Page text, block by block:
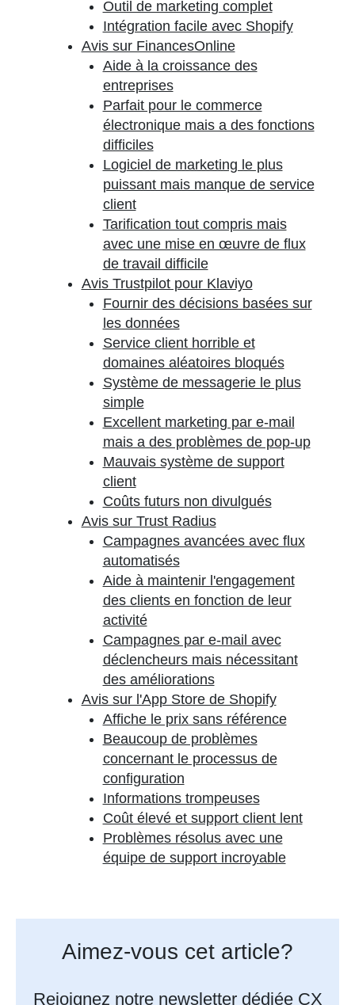
Outil de marketing complet
Intégration facile avec Shopify
Avis sur FinancesOnline
Aide à la croissance des
entreprises
Parfait pour le commerce
électronique mais a des fonctions
difficiles
Logiciel de marketing le plus
puissant mais manque de service
client
Tarification tout compris mais
avec une mise en œuvre de flux
de travail difficile
Avis Trustpilot pour Klaviyo
Fournir des décisions basées sur
les données
Service client horrible et
domaines aléatoires bloqués
Système de messagerie le plus
simple
Excellent marketing par e-mail
mais a des problèmes de pop-up
Mauvais système de support
client
Coûts futurs non divulgués
Avis sur Trust Radius
Campagnes avancées avec flux
automatisés
Aide à maintenir l'engagement
des clients en fonction de leur
activité
Campagnes par e-mail avec
déclencheurs mais nécessitant
des améliorations
Avis sur l'App Store de Shopify
Affiche le prix sans référence
Beaucoup de problèmes
concernant le processus de
configuration
Informations trompeuses
Coût élevé et support client lent
Problèmes résolus avec une
équipe de support incroyable
Aimez-vous cet article?
Rejoignez notre newsletter dédiée CX